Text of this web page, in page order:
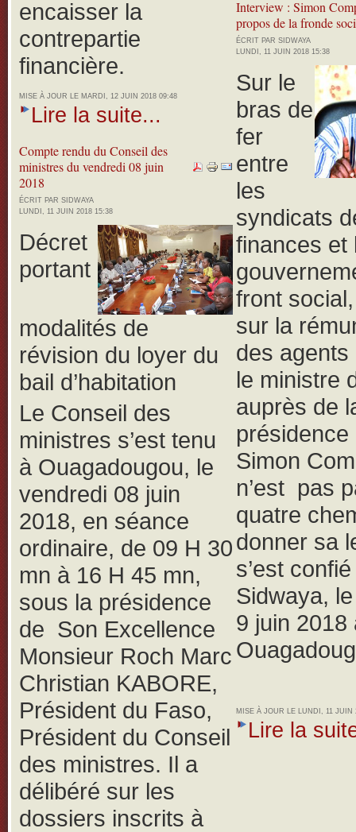
encaisser la
contrepartie
financière.
MISE À JOUR LE MARDI, 12 JUIN 2018 09:48
Lire la suite...
Compte rendu du Conseil des
ministres du vendredi 08 juin
2018
ÉCRIT PAR SIDWAYA
LUNDI, 11 JUIN 2018 15:38
Décret
portant
modalités de
révision du loyer du
bail d’habitation
Le Conseil des
ministres s’est tenu
à Ouagadougou, le
vendredi 08 juin
2018, en séance
ordinaire, de 09 H 30
mn à 16 H 45 mn,
sous la présidence
de Son Excellence
Monsieur Roch Marc
Christian KABORE,
Président du Faso,
Président du Conseil
des ministres. Il a
délibéré sur les
dossiers inscrits à
Interview : Simon
propos de la fronde
ÉCRIT PAR SIDWAYA
LUNDI, 11 JUIN 2018 15:38
Sur le
bras de
fer
entre
les
syndicats
finances et
front
sur la
des agents
le ministre
auprès de
Simon
n’est pas
quatre
donner sa
s’est
Sidwaya,
9 juin 2018
MISE À JOUR LE LUNDI, 11 JUIN
Lire la